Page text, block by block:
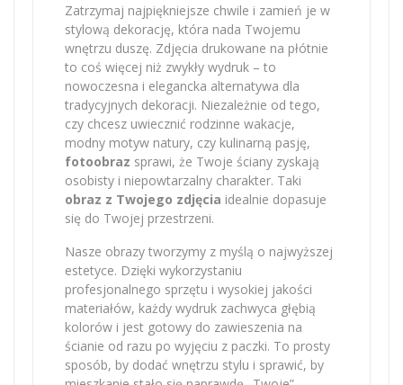
Zatrzymaj najpiękniejsze chwile i zamień je w
stylową dekorację, która nada Twojemu
wnętrzu duszę. Zdjęcia drukowane na płótnie
to coś więcej niż zwykły wydruk – to
nowoczesna i elegancka alternatywa dla
tradycyjnych dekoracji. Niezależnie od tego,
czy chcesz uwiecznić rodzinne wakacje,
modny motyw natury, czy kulinarną pasję,
fotoobraz sprawi, że Twoje ściany zyskają
osobisty i niepowtarzalny charakter. Taki
obraz z Twojego zdjęcia idealnie dopasuje
się do Twojej przestrzeni.
Nasze obrazy tworzymy z myślą o najwyższej
estetyce. Dzięki wykorzystaniu
profesjonalnego sprzętu i wysokiej jakości
materiałów, każdy wydruk zachwyca głębią
kolorów i jest gotowy do zawieszenia na
ścianie od razu po wyjęciu z paczki. To prosty
sposób, by dodać wnętrzu stylu i sprawić, by